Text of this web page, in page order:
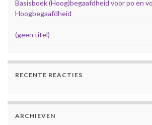
Basisboek (Hoog)begaafdheid voor po en
Hoogbegaafdheid
(geen titel)
RECENTE REACTIES
ARCHIEVEN